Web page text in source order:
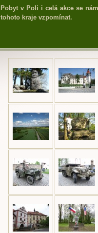
Pobyt v Poli i celá akce se
tohoto kraje vzpomínat.